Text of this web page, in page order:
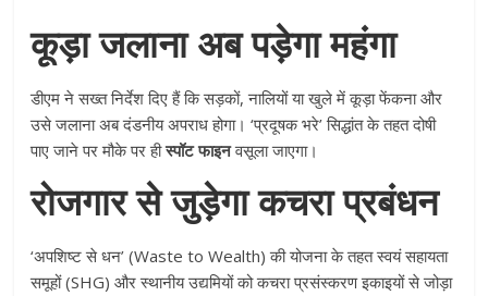
कूड़ा जलाना अब पड़ेगा महंगा
डीएम ने सख्त निर्देश दिए हैं कि सड़कों, नालियों या खुले में कूड़ा फेंकना और
उसे जलाना अब दंडनीय अपराध होगा। ‘प्रदूषक भरे’ सिद्धांत के तहत दोषी
पाए जाने पर मौके पर हीस्पॉट फाइनवसूला जाएगा।
रोजगार से जुड़ेगा कचरा प्रबंधन
‘अपशिष्ट से धन’ (Waste to Wealth) की योजना के तहत स्वयं सहायता
समूहों (SHG) और स्थानीय उद्यमियों को कचरा प्रसंस्करण इकाइयों से जोड़ा